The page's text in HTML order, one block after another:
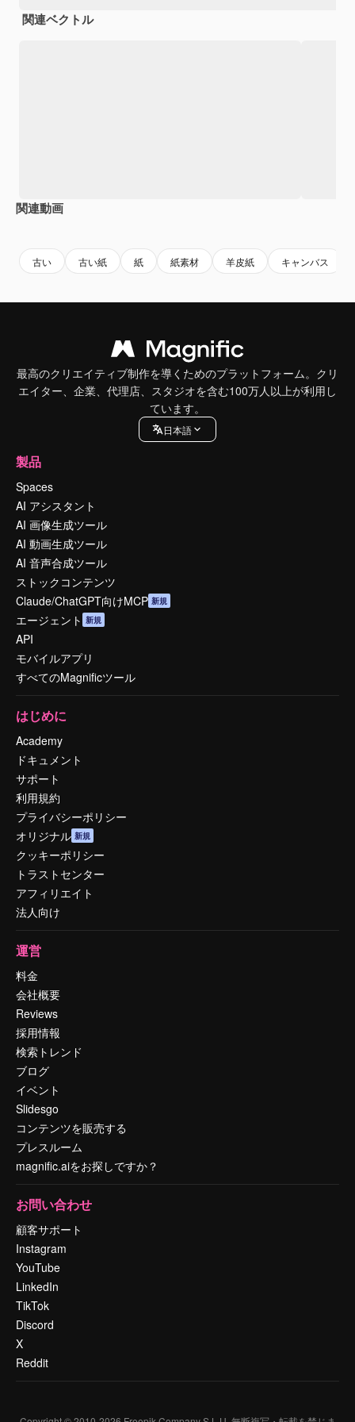
関連ベクトル
関連動画
古い 古い紙 紙 紙素材 羊皮紙 キャンバス
最高のクリエイティブ制作を導くためのプラットフォーム。クリ
エイター、企業、代理店、スタジオを含む100万人以上が利用し
ています。
日本語
製品
Spaces
AI アシスタント
AI 画像生成ツール
AI 動画生成ツール
AI 音声合成ツール
ストックコンテンツ
Claude/ChatGPT向けMCP 新規
エージェント 新規
API
モバイルアプリ
すべてのMagnificツール
はじめに
Academy
ドキュメント
サポート
利用規約
プライバシーポリシー
オリジナル 新規
クッキーポリシー
トラストセンター
アフィリエイト
法人向け
運営
料金
会社概要
Reviews
採用情報
検索トレンド
ブログ
イベント
Slidesgo
コンテンツを販売する
プレスルーム
magnific.aiをお探しですか？
お問い合わせ
顧客サポート
Instagram
YouTube
LinkedIn
TikTok
Discord
X
Reddit